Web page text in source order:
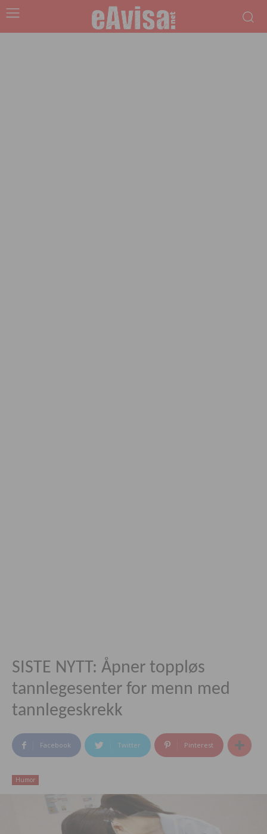
SISTE NYTT: Åpner toppløs
tannlegesenter for menn med
tannlegeskrekk
Facebook Twitter Pinterest
Humor